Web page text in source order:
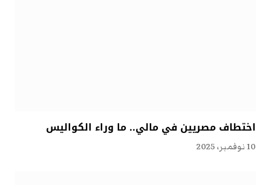
اختطاف مصريين في مالي.. ما وراء الكواليس
10 نوفمبر، 2025